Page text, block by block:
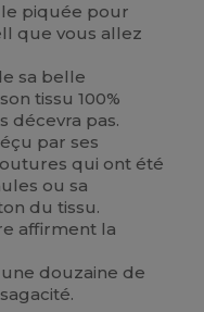
piquée pour
que vous allez
sa belle
tissu 100%
décevra pas.
par ses
qui ont été
ou sa
du tissu.
affirment la
douzaine de